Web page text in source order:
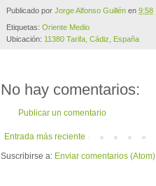
Publicado por Jorge Alfonso Guillén en 9:58
Etiquetas: Oriente Medio
Ubicación: 11380 Tarifa, Cádiz, España
No hay comentarios:
Publicar un comentario
Entrada más reciente
Suscribirse a: Enviar comentarios (Atom)